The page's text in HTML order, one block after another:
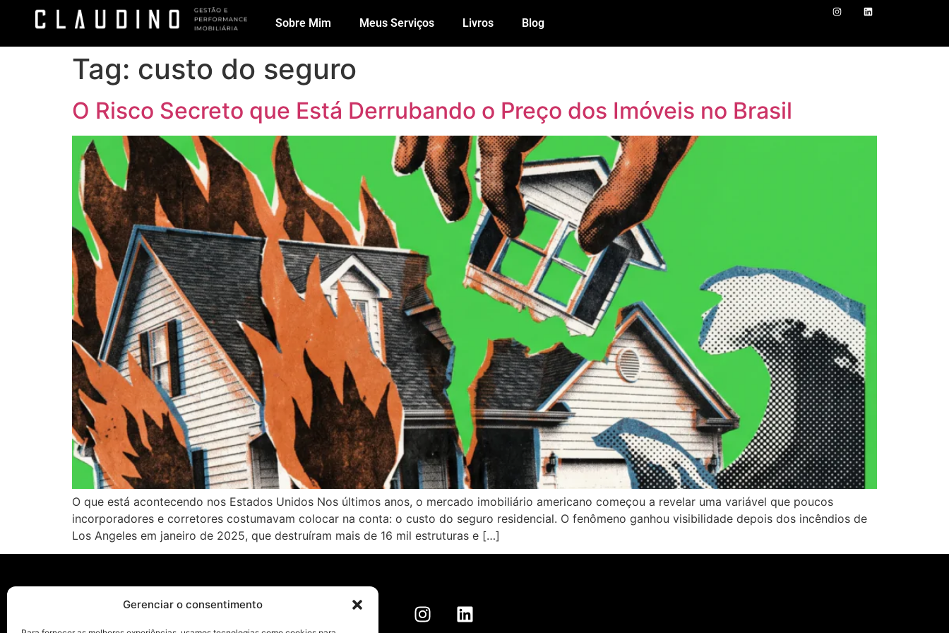
Gerenciar o consentimento
Sobre Mim Meus Serviços Livros Blog
Tag: custo do seguro
O Risco Secreto que Está Derrubando o Preço dos Imóveis no Brasil
O que está acontecendo nos Estados Unidos Nos últimos anos, o mercado imobiliário americano começou a revelar uma variável que poucos
incorporadores e corretores costumavam colocar na conta: o custo do seguro residencial. O fenômeno ganhou visibilidade depois dos incêndios de
Los Angeles em janeiro de 2025, que destruíram mais de 16 mil estruturas e […]